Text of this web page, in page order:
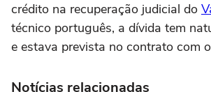
crédito na recuperação judicial do
técnico português, a dívida tem
e estava prevista no contrato com
Notícias relacionadas